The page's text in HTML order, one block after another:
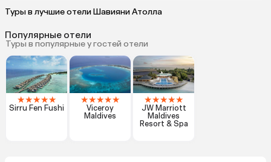
Туры в лучшие отели Шавияни Атолла
Популярные отели
Туры в популярные у гостей отели
★★★★★
Sirru Fen Fushi
★★★★★
Viceroy
Maldives
★★★★★
JW Marriott
Maldives
Resort & Spa